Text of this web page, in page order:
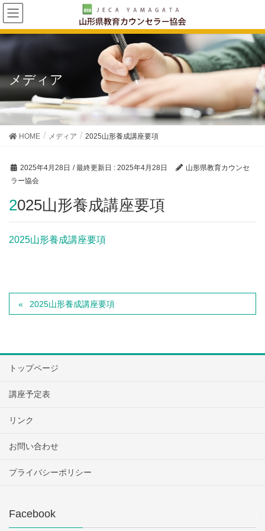
メディア
HOME メディア 2025山形養成講座要項
2025年4月28日 / 最終更新日 : 2025年4月28日
山形県教育カウンセ
ラー協会
2025山形養成講座要項
2025山形養成講座要項
2025山形養成講座要項
トップページ
講座予定表
リンク
お問い合わせ
プライバシーポリシー
Facebook